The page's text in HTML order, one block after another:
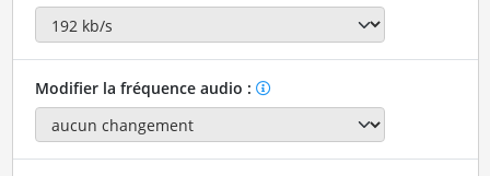
Modifier la fréquence audio :